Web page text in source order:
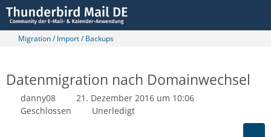
Migration / Import / Backups
Datenmigration nach Domainwechsel
danny08
21. Dezember 2016 um 10:06
Geschlossen
Unerledigt